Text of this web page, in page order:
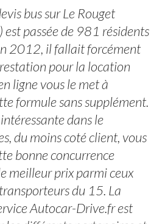
bus sur Le Rouget
passée de 981 résidents
2012, il fallait forcément
pour la location
ligne vous le met à
formule sans supplément.
dans le
du moins coté client, vous
bonne concurrence
meilleur prix parmi ceux
du 15. La
Autocar-Drive.fr est